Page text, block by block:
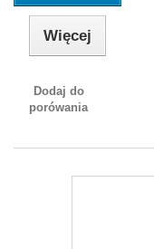
Więcej
Dodaj do
porówania